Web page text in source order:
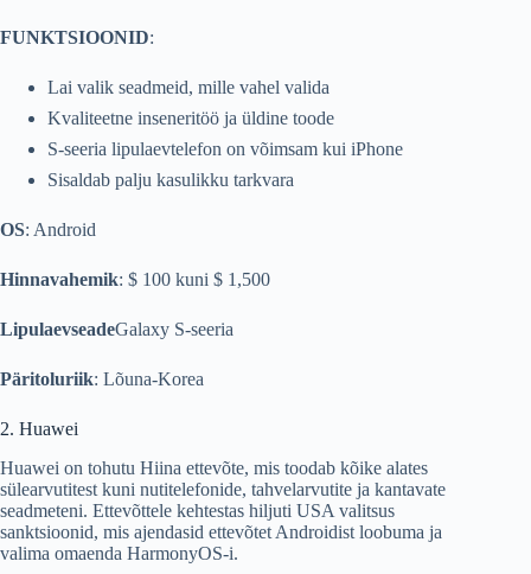
FUNKTSIOONID:
Lai valik seadmeid, mille vahel valida
Kvaliteetne inseneritöö ja üldine toode
S-seeria lipulaevtelefon on võimsam kui iPhone
Sisaldab palju kasulikku tarkvara
OS: Android
Hinnavahemik: $ 100 kuni $ 1,500
LipulaevseadeGalaxy S-seeria
Päritoluriik: Lõuna-Korea
2. Huawei
Huawei on tohutu Hiina ettevõte, mis toodab kõike alates
sülearvutitest kuni nutitelefonide, tahvelarvutite ja kantavate
seadmeteni. Ettevõttele kehtestas hiljuti USA valitsus
sanktsioonid, mis ajendasid ettevõtet Androidist loobuma ja
valima omaenda HarmonyOS-i.